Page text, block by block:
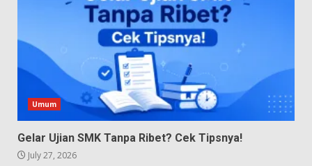
Umum
Gelar Ujian SMK Tanpa Ribet? Cek Tipsnya!
July 27, 2026